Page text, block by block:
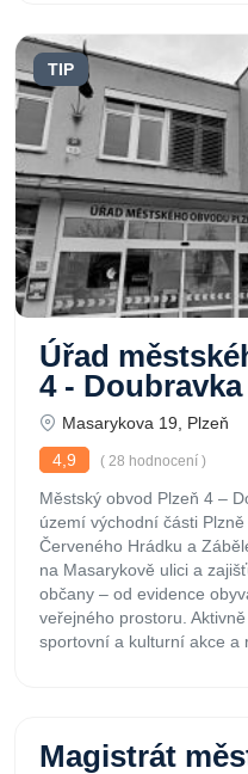
TIP
Úřad
4 - Doubravka
Masarykova 19, Plzeň
4,9
( 28 hodnocení )
Městský obvod Plzeň 4 –
území východní části
Červeného Hrádku a
na Masarykově ulici a
občany – od evidence
veřejného prostoru.
sportovní a kulturní akce a
Magistrát